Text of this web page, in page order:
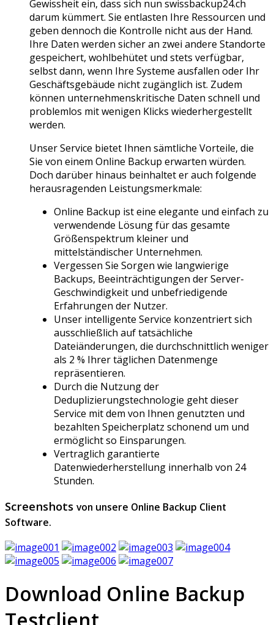
Gewissheit ein, dass sich nun swissbackup24.ch
darum kümmert. Sie entlasten Ihre Ressourcen und
geben dennoch die Kontrolle nicht aus der Hand.
Ihre Daten werden sicher an zwei andere Standorte
gespeichert, wohlbehütet und stets verfügbar,
selbst dann, wenn Ihre Systeme ausfallen oder Ihr
Geschäftsgebäude nicht zugänglich ist. Zudem
können unternehmenskritische Daten schnell und
problemlos mit wenigen Klicks wiederhergestellt
werden.
Unser Service bietet Ihnen sämtliche Vorteile, die
Sie von einem Online Backup erwarten würden.
Doch darüber hinaus beinhaltet er auch folgende
herausragenden Leistungsmerkmale:
Online Backup ist eine elegante und einfach zu
verwendende Lösung für das gesamte
Größenspektrum kleiner und
mittelständischer Unternehmen.
Vergessen Sie Sorgen wie langwierige
Backups, Beeinträchtigungen der Server-
Geschwindigkeit und unbefriedigende
Erfahrungen der Nutzer.
Unser intelligente Service konzentriert sich
ausschließlich auf tatsächliche
Dateiänderungen, die durchschnittlich weniger
als 2 % Ihrer täglichen Datenmenge
repräsentieren.
Durch die Nutzung der
Deduplizierungstechnologie geht dieser
Service mit dem von Ihnen genutzten und
bezahlten Speicherplatz schonend um und
ermöglicht so Einsparungen.
Vertraglich garantierte
Datenwiederherstellung innerhalb von 24
Stunden.
Screenshots von unsere Online Backup Client
Software.
Download Online Backup